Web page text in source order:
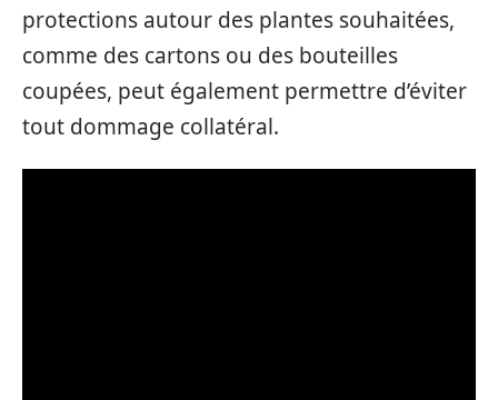
protections autour des plantes souhaitées,
comme des cartons ou des bouteilles
coupées, peut également permettre d’éviter
tout dommage collatéral.